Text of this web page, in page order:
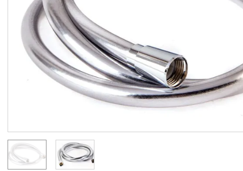
Шланг для душу Isiflex`B
1,25 м Matt White
(28272700)
Виробник:
HANSGROHE
Колекція:
ISIFLEX
Кількість товару
обмежена
00
Виробник:
Колекція:
Кількість товару
обмежена
2 754.00